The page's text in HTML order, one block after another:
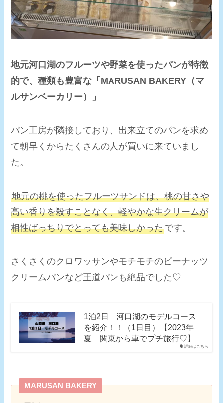
地元河口湖のフルーツや野菜を使ったパンが特徴
的で、種類も豊富な「MARUSAN BAKERY（マ
ルサンベーカリー）」
パン工房が隣接しており、出来立てのパンを求め
て朝早くからたくさんの人が買いに来ていまし
た。
地元の桃を使ったフルーツサンドは、桃の甘さや
高い香りを殺すことなく、軽やかな生クリームが
相性ばっちりでとっても美味しかったです。
さくさくのクロワッサンやモチモチのピーナッツ
クリームパンなど王道パンも絶品でした♡
詳細はこちら
1泊2日 河口湖のモデルコース
を紹介！！（1日目）【2023年
夏 関東から車でプチ旅行♡】
MARUSAN BAKERY